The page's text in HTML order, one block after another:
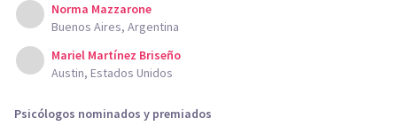
Norma Mazzarone
Buenos Aires, Argentina
Mariel Martínez Briseño
Austin, Estados Unidos
Psicólogos nominados y premiados